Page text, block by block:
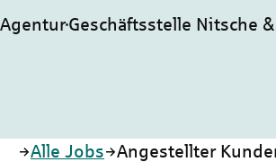
AgenturGeschäftsstelle Nitsche
Startseite
Alle Jobs Angestellter